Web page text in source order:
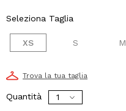
Seleziona Taglia
XS S M
Trova la tua taglia
Quantità